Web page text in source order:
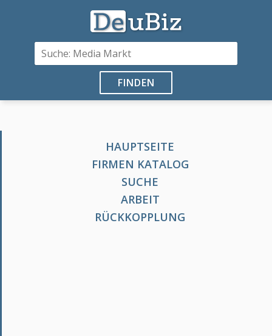
FINDEN
HAUPTSEITE
FIRMEN KATALOG
SUCHE
ARBEIT
RÜCKKOPPLUNG